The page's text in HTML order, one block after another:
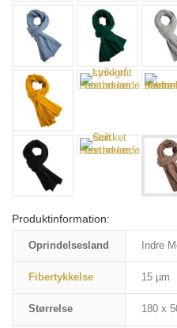
Produktinformation:
Oprindelsesland Indre
Fibertykkelse 15 µm
Størrelse 180 x